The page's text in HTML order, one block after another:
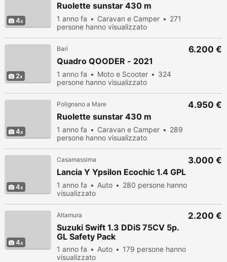
4
Ruolette sunstar 430 m
1 anno fa Caravan e Camper
271
persone hanno visualizzato
2
Bari
Quadro QOODER - 2021
1 anno fa Moto e Scooter
324
persone hanno visualizzato
6.200 €
4
Polignano a Mare
Ruolette sunstar 430 m
1 anno fa Caravan e Camper
289
persone hanno visualizzato
4.950 €
4
Casamassima
Lancia Y Ypsilon Ecochic 1.4 GPL
1 anno fa Auto
280 persone hanno
visualizzato
3.000 €
4
Altamura
Suzuki Swift 1.3 DDiS 75CV 5p.
GL Safety Pack
1 anno fa Auto
179 persone hanno
visualizzato
2.200 €